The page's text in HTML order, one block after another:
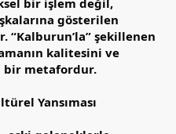
gösterilen
“Kalburun’la” şekillenen
kalitesini ve
bir metafordur.
Yansıması